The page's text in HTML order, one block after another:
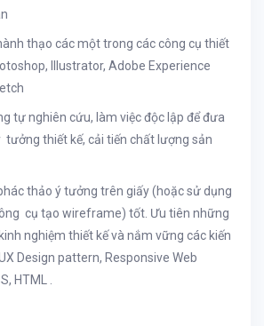
thạo các một trong các công cụ thiết
Illustrator, Adobe Experience
tự nghiên cứu, làm việc độc lập để đưa
tưởng thiết kế, cải tiến chất lượng sản
thảo ý tưởng trên giấy (hoặc sử dụng
cụ tạo wireframe) tốt. Ưu tiên những
nghiệm thiết kế và nắm vững các kiến
Design pattern, Responsive Web
HTML .